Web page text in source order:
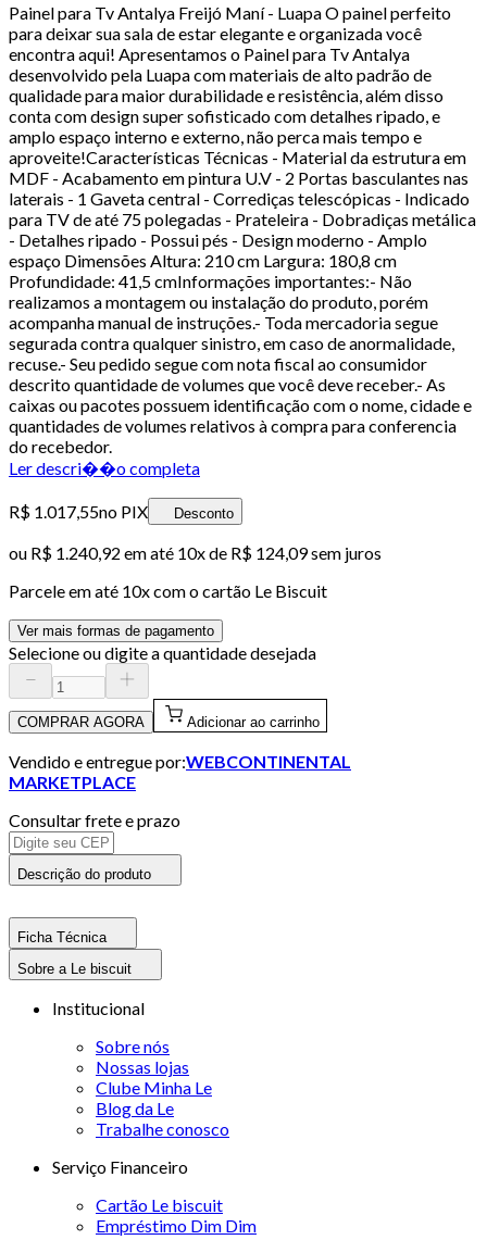
Painel para Tv Antalya Freijó Maní - Luapa O painel perfeito
para deixar sua sala de estar elegante e organizada você
encontra aqui! Apresentamos o Painel para Tv Antalya
desenvolvido pela Luapa com materiais de alto padrão de
qualidade para maior durabilidade e resistência, além disso
conta com design super sofisticado com detalhes ripado, e
amplo espaço interno e externo, não perca mais tempo e
aproveite!Características Técnicas - Material da estrutura em
MDF - Acabamento em pintura U.V - 2 Portas basculantes nas
laterais - 1 Gaveta central - Corrediças telescópicas - Indicado
para TV de até 75 polegadas - Prateleira - Dobradiças metálica
- Detalhes ripado - Possui pés - Design moderno - Amplo
espaço Dimensões Altura: 210 cm Largura: 180,8 cm
Profundidade: 41,5 cmInformações importantes:- Não
realizamos a montagem ou instalação do produto, porém
acompanha manual de instruções.- Toda mercadoria segue
segurada contra qualquer sinistro, em caso de anormalidade,
recuse.- Seu pedido segue com nota fiscal ao consumidor
descrito quantidade de volumes que você deve receber.- As
caixas ou pacotes possuem identificação com o nome, cidade e
quantidades de volumes relativos à compra para conferencia
do recebedor.
Ler descri��o completa
R$ 1.017,55no PIX Desconto
ou R$ 1.240,92 em até 10x de R$ 124,09 sem juros
Parcele em até 10x com o cartão Le Biscuit
Ver mais formas de pagamento
Selecione ou digite a quantidade desejada
COMPRAR AGORA Adicionar ao carrinho
Vendido e entregue por:WEBCONTINENTAL
MARKETPLACE
Consultar frete e prazo
Descrição do produto
Ficha Técnica
Sobre a Le biscuit
Institucional
Sobre nós
Nossas lojas
Clube Minha Le
Blog da Le
Trabalhe conosco
Serviço Financeiro
Cartão Le biscuit
Empréstimo Dim Dim